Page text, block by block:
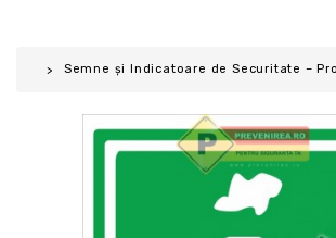
Semne și Indicatoare de Securitate –